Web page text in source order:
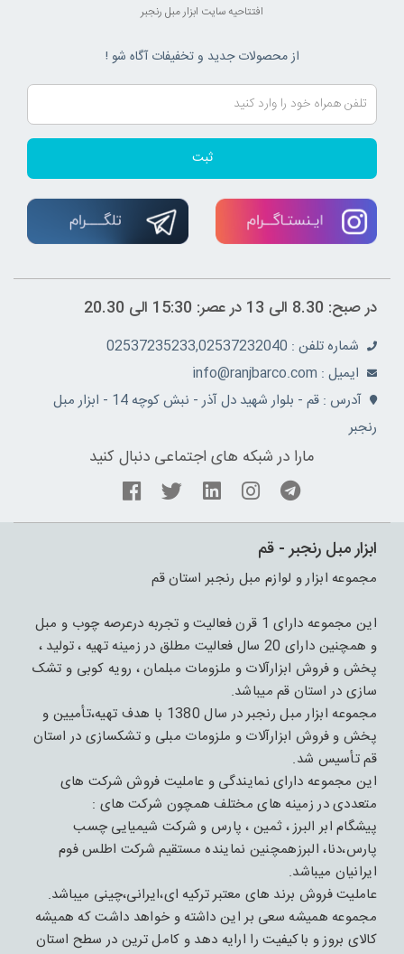
افتتاحیه سایت ابزار مبل رنجبر
از محصولات جدید و تخفیفات آگاه شو !
ثبت
در صبح: 8.30 الی 13 در عصر: 15:30 الی 20.30
شماره تلفن : 02537235233,02537232040
ايميل : info@ranjbarco.com
آدرس : قم - بلوار شهید دل آذر - نبش کوچه 14 - ابزار مبل
رنجبر
مارا در شبکه های اجتماعی دنبال کنید
ابزار مبل رنجبر - قم
مجموعه ابزار و لوازم مبل رنجبر استان قم
این مجموعه دارای 1 قرن فعالیت و تجربه درعرصه چوب و مبل
و همچنین دارای 20 سال فعالیت مطلق در زمینه تهیه ، تولید ،
پخش و فروش ابزارآلات و ملزومات مبلمان ، رویه کوبی و تشک
سازی در استان قم میباشد.
مجموعه ابزار مبل رنجبر در سال 1380 با هدف تهیه،تأمیین و
پخش و فروش ابزارآلات و ملزومات مبلی و تشکسازی در استان
قم تأسیس شد.
این مجموعه دارای نمایندگی و عاملیت فروش شرکت های
متعددی در زمینه های مختلف همچون شرکت های :
پیشگام ابر البرز ، ثمین ، پارس و شرکت شیمیایی چسب
پارس،دنا، البرزهمچنین نماینده مستقیم شرکت اطلس فوم
ایرانیان میباشد.
عاملیت فروش برند های معتبر ترکیه ای،ایرانی،چینی میباشد.
مجموعه همیشه سعی بر این داشته و خواهد داشت که همیشه
کالای بروز و باکیفیت را ارایه دهد و کامل ترین در سطح استان